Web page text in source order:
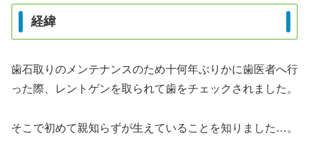
経緯
歯石取りのメンテナンスのため十何年ぶりかに歯医者へ行
った際、レントゲンを取られて歯をチェックされました。
そこで初めて親知らずが生えていることを知りました…。